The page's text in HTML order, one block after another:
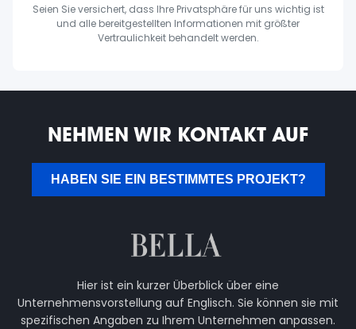
Seien Sie versichert, dass Ihre Privatsphäre für uns wichtig ist
und alle bereitgestellten Informationen mit größter
Vertraulichkeit behandelt werden.
NEHMEN WIR KONTAKT AUF
HABEN SIE EIN BESTIMMTES PROJEKT?
Hier ist ein kurzer Überblick über eine
Unternehmensvorstellung auf Englisch. Sie können sie mit
spezifischen Angaben zu Ihrem Unternehmen anpassen.